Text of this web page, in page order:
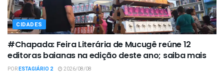
CIDADES
#Chapada: Feira Literária de Mucugê reúne 12
editoras baianas na edição deste ano; saiba mais
PORESTAGIÁRIO 2 2026/08/08